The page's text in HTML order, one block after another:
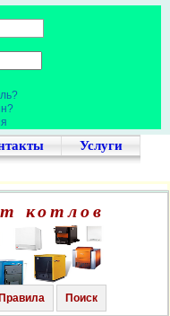
Услуги
котлов
Правила Поиск